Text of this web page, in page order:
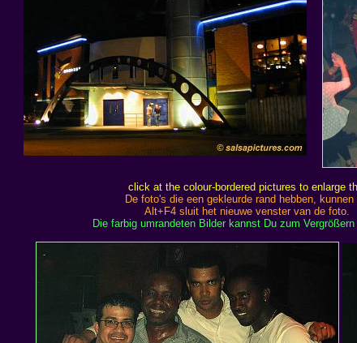
click at the colour-bordered pictures to enlarge
De foto's die een gekleurde rand hebben,
Alt+F4 sluit het nieuwe venster van de foto.
Die farbig umrandeten Bilder kannst Du zum